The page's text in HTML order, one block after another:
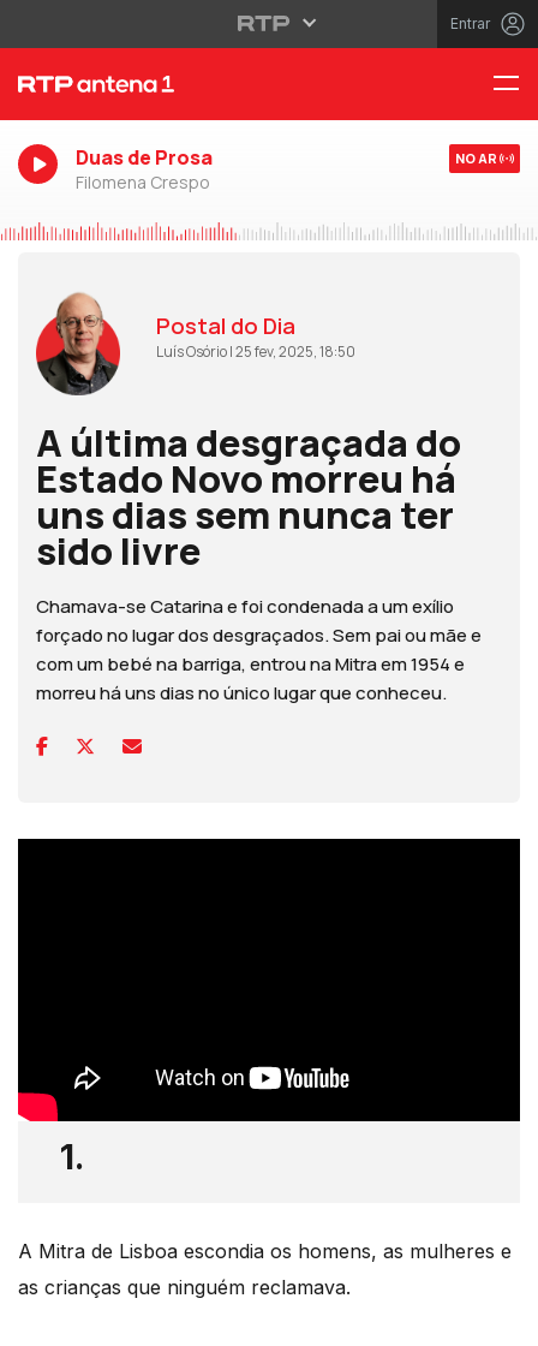
Entrar
Duas de Prosa
Filomena Crespo
NO AR
Postal do Dia
Luís Osório | 25 fev, 2025, 18:50
A última desgraçada do
Estado Novo morreu há
uns dias sem nunca ter
sido livre
Chamava-se Catarina e foi condenada a um exílio
forçado no lugar dos desgraçados. Sem pai ou mãe e
com um bebé na barriga, entrou na Mitra em 1954 e
morreu há uns dias no único lugar que conheceu.
1.
A Mitra de Lisboa escondia os homens, as mulheres e
as crianças que ninguém reclamava.